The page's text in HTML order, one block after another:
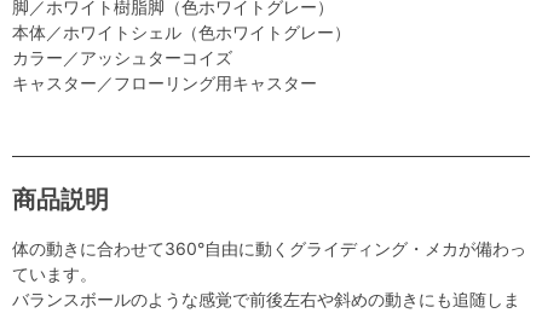
脚／ホワイト樹脂脚（色ホワイトグレー）
本体／ホワイトシェル（色ホワイトグレー）
カラー／アッシュターコイズ
キャスター／フローリング用キャスター
商品説明
体の動きに合わせて360°自由に動くグライディング・メカが備わっ
ています。
バランスボールのような感覚で前後左右や斜めの動きにも追随しま